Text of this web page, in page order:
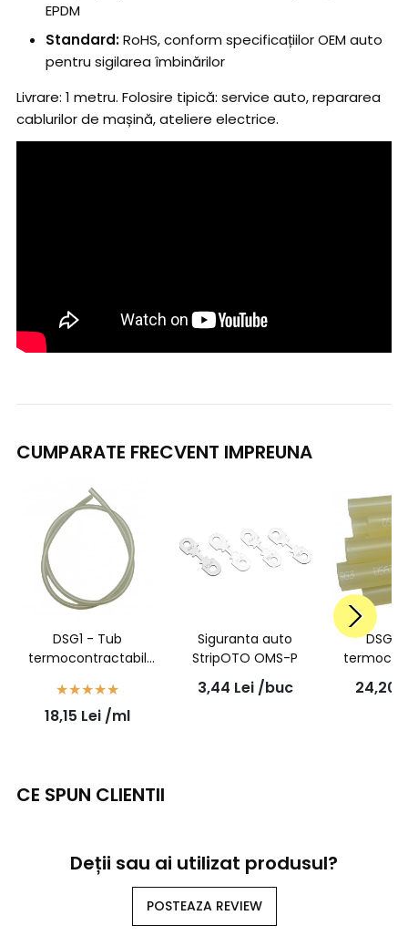
EPDM
Standard:RoHS, conform specificațiilor OEM auto
pentru sigilarea îmbinărilor
Livrare: 1 metru. Folosire tipică: service auto, repararea
cablurilor de mașină, ateliere electrice.
CUMPARATE FRECVENT IMPREUNA
DSG1 - Tub
termocontractabil
- 6/1,4 - 1 metru
18,15 Lei /ml
Siguranta auto
StripOTO OMS-P
3,44 Lei /buc
DSG3
- 12/2,5
24,20
CE SPUN CLIENTII
Deții sau ai utilizat produsul?
POSTEAZA REVIEW